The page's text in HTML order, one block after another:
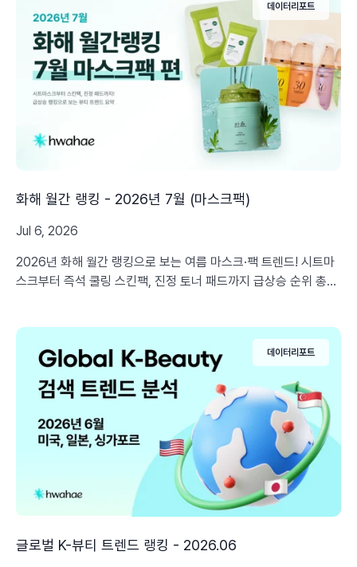
데이터리포트
화해 월간 랭킹 - 2026년 7월 (마스크팩)
Jul 6, 2026
2026년 화해 월간 랭킹으로 보는 여름 마스크·팩 트렌드! 시트마
스크부터 즉석 쿨링 스킨팩, 진정 토너 패드까지 급상승 순위 총정
데이터리포트
글로벌 K-뷰티 트렌드 랭킹 - 2026.06